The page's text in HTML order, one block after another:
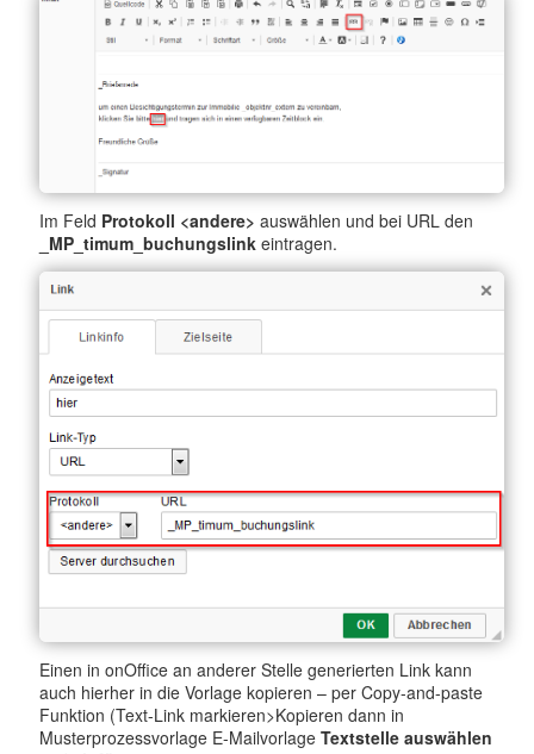
Im Feld Protokoll <andere> auswählen und bei URL den
_MP_timum_buchungslink eintragen.
Einen in onOffice an anderer Stelle generierten Link kann
auch hierher in die Vorlage kopieren – per Copy-and-paste
Funktion (Text-Link markieren>Kopieren dann in
Musterprozessvorlage E-Mailvorlage Textstelle auswählen